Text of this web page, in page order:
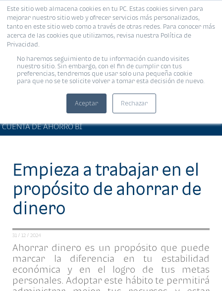
Este sitio web almacena cookies en tu PC. Estas cookies sirven para
mejorar nuestro sitio web y ofrecer servicios más personalizados,
tanto en este sitio web como a través de otras redes. Para conocer más
acerca de las cookies que utilizamos, revisa nuestra Política de
Privacidad.
No haremos seguimiento de tu información cuando visites
nuestro sitio. Sin embargo, con el fin de cumplir con tus
preferencias, tendremos que usar solo una pequeña cookie
para que no se te solicite volver a tomar esta decisión de nuevo.
Aceptar Rechazar
MENÚ
CUENTA DE AHORRO BI
Empieza a trabajar en el
propósito de ahorrar de
dinero
31 / 12 / 2024
Ahorrar dinero es un propósito que puede
marcar la diferencia en tu estabilidad
económica y en el logro de tus metas
personales. Adoptar este hábito te permitirá